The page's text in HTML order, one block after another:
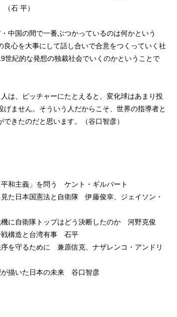
石 平）
中国の間で一番ぶつかっているのは何かという
良心を大事にして話し合いで合意をつくっていく社
世紀的な発想の独裁社会でいくのかということで
は、ピッチャーにたとえると、変化球はあまり投
げません。そういう人だからこそ、世界の指導者と
できたのだと思います。（谷口智彦）
和主義」を問う ケント・ギルバート
た日本国憲法と自衛隊 伊藤俊幸、ジェイソン・
に自衛隊トップはどう決断したのか 河野克俊
構造と台湾有事 石平
を守るために 兼原信克、ナザレンコ・アンドリ
描いた日本の未来 谷口智彦